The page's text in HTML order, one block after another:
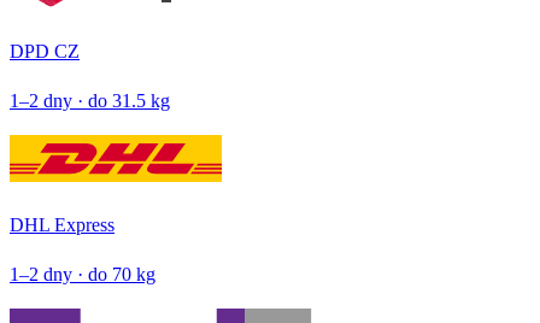
DPD CZ
1–2 dny · do 31.5 kg
DHL Express
1–2 dny · do 70 kg